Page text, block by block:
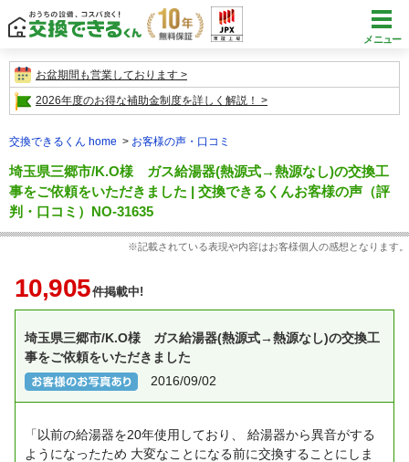
メニュー
お盆期間も営業しております
2026年度のお得な補助金制度を詳しく解説！
交換できるくん home お客様の声・口コミ
埼玉県三郷市/K.O様 ガス給湯器(熱源式→熱源なし)の交換工
事をご依頼をいただきました | 交換できるくんお客様の声（評
判・口コミ）NO-31635
※記載されている表現や内容はお客様個人の感想となります。
10,905件掲載中!
埼玉県三郷市/K.O様 ガス給湯器(熱源式→熱源なし)の交換工
事をご依頼をいただきました
2016/09/02
「以前の給湯器を20年使用しており、
給湯器から異音がする
ようになったため 大変なことになる前に交換することにしま